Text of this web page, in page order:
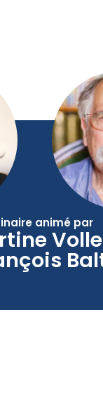
animé par
Volle